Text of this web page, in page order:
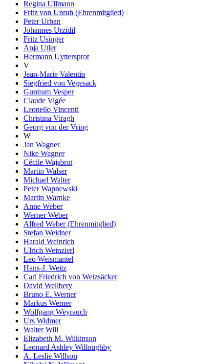
Regina Ullmann
Fritz von Unruh (Ehrenmitglied)
Peter Urban
Johannes Urzidil
Fritz Usinger
Anja Utler
Hermann Uyttersprot
V
Jean-Marie Valentin
Siegfried von Vegesack
Guntram Vesper
Claude Vigée
Leonello Vincenti
Christina Viragh
Georg von der Vring
W
Jan Wagner
Nike Wagner
Cécile Wajsbrot
Martin Walser
Michael Walter
Peter Wapnewski
Martin Warnke
Anne Weber
Werner Weber
Alfred Weber (Ehrenmitglied)
Stefan Weidner
Harald Weinrich
Ulrich Weinzierl
Leo Weismantel
Hans-J. Weitz
Carl Friedrich von Weizsäcker
David Wellbery
Bruno E. Werner
Markus Werner
Wolfgang Weyrauch
Urs Widmer
Walter Wili
Elizabeth M. Wilkinson
Leonard Ashley Willoughby
A. Leslie Willson